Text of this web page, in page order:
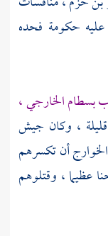
حكومة فحده
بسطام الخارجي،
، وكان جيش
الخوارجأن تكسرهم
عظيما ، وقتلوهم